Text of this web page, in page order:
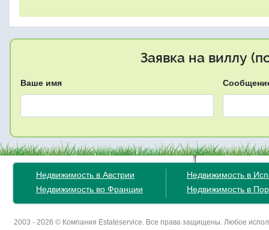
Заявка на виллу
Ваше имя
Недвижимость в Австрии
Недвижимость во Франции
Недвижимость в
Недвижимость в
2003 - 2026 © Компания Estateservice. Все права защищены. Любое